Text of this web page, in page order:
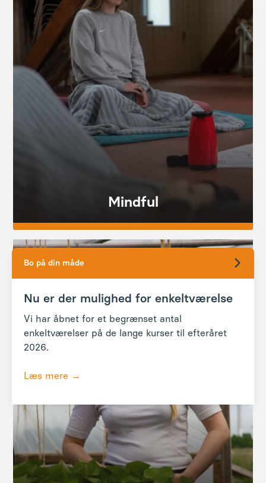
Mindful
Bo på din måde
Nu er der mulighed for enkeltværelse
Vi har åbnet for et begrænset antal
enkeltværelser på de lange kurser til efteråret
2026.
Læs mere →